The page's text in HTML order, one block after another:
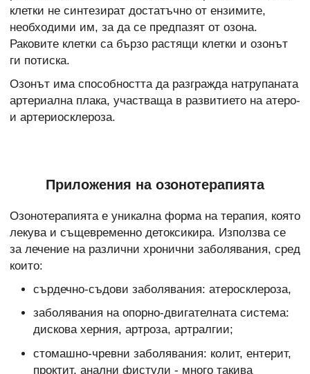
клетки не синтезират достатъчно от ензимите,
необходими им, за да се предпазят от озона.
Раковите клетки са бързо растящи клетки и озонът
ги потиска.
Озонът има способността да разгражда натрупаната
артериална плака, участваща в развитието на атеро-
и артериосклероза.
Приложения на озонотерапията
Озонотерапията е уникална форма на терапия, която
лекува и същевременно детоксикира. Използва се
за лечение на различни хронични заболявания, сред
които:
сърдечно-съдови заболявания: атеросклероза,
заболявания на опорно-двигателната система:
дискова херния, артроза, артралгии;
стомашно-чревни заболявания: колит, ентерит,
проктит, анални фистули - много такива